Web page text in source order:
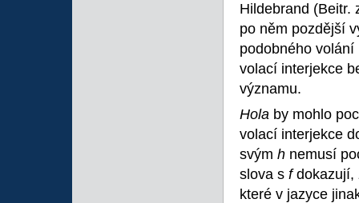
Hildebrand (Beitr.
po něm pozdější
podobného
volací interjekce
významu.
Hola by mohlo
volací interjekce
svým h nemusí
slova s fdokazují,
které v jazyce